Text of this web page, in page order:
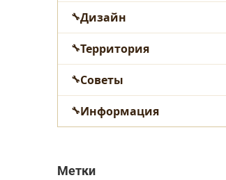
Дизайн
Территория
Советы
Информация
Метки